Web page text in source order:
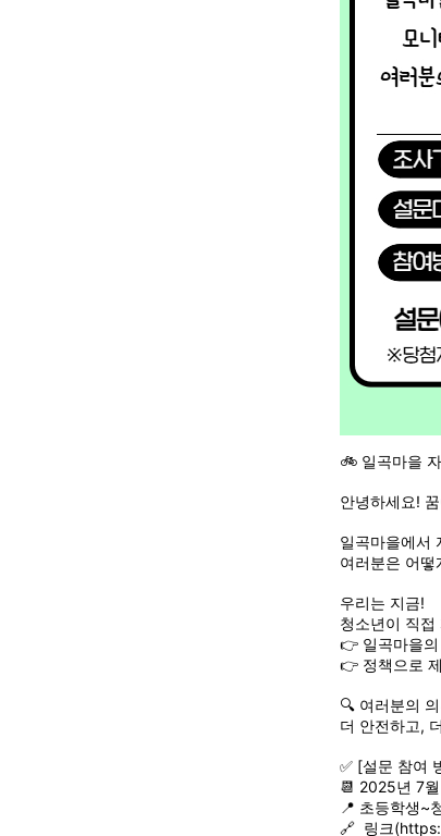
🚲 일곡마을
안녕하세요!
일곡마을에서
여러분은 어떻
우리는 지금!
청소년이 직접
👉 일곡마을의
👉 정책으로
🔍 여러분의
더 안전하고,
✅ [설문 참여
📆 2025년 7
📍 초등학생~
🔗 링크(